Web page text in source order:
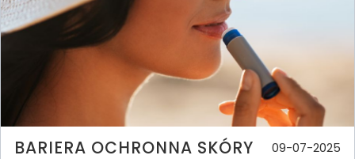
BARIERA OCHRONNA SKÓRY 09-07-2025